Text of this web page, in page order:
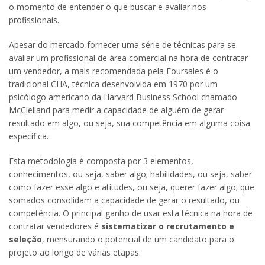
o momento de entender o que buscar e avaliar nos
profissionais.
Apesar do mercado fornecer uma série de técnicas para se
avaliar um profissional de área comercial na hora de contratar
um vendedor, a mais recomendada pela Foursales é o
tradicional CHA, técnica desenvolvida em 1970 por um
psicólogo americano da Harvard Business School chamado
McClelland para medir a capacidade de alguém de gerar
resultado em algo, ou seja, sua competência em alguma coisa
específica.
Esta metodologia é composta por 3 elementos,
conhecimentos, ou seja, saber algo; habilidades, ou seja, saber
como fazer esse algo e atitudes, ou seja, querer fazer algo; que
somados consolidam a capacidade de gerar o resultado, ou
competência. O principal ganho de usar esta técnica na hora de
contratar vendedores é sistematizar o recrutamento e
seleção, mensurando o potencial de um candidato para o
projeto ao longo de várias etapas.